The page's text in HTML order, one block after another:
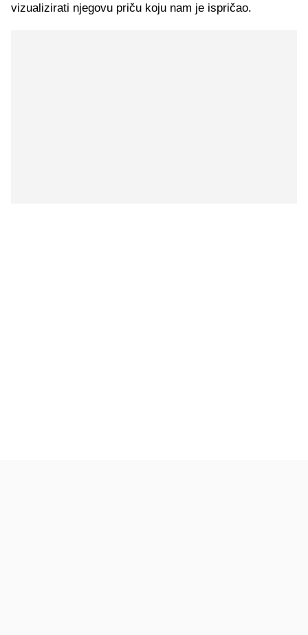
vizualizirati njegovu priču koju nam je ispričao.